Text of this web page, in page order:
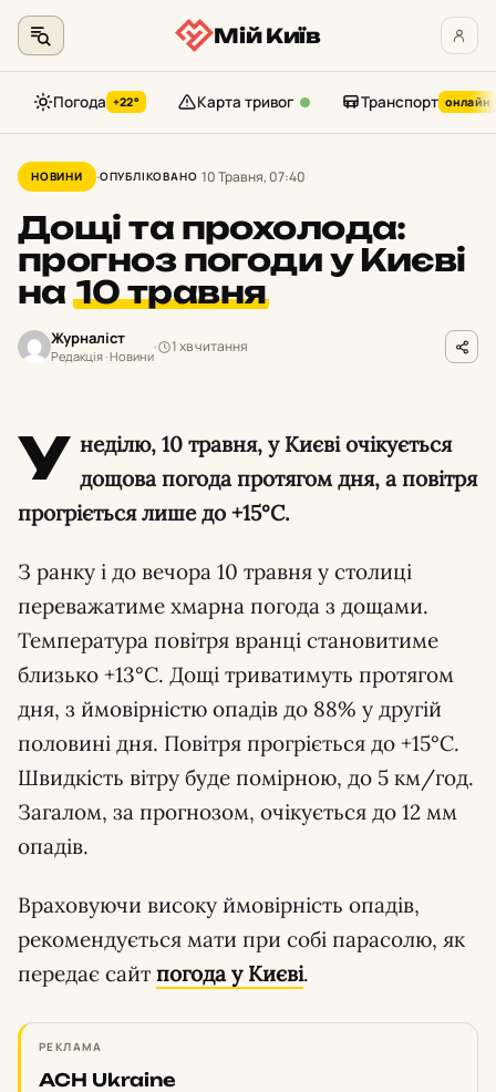
до
контенту
Мій Київ
Погода +22° Карта тривог Транспорт онлайн
НОВИНИ ОПУБЛІКОВАНО 10 Травня, 07:40
Дощі та прохолода:
прогноз погоди у Києві
на10 травня
Журналіст
Редакція · Новини
1 хв читання
У неділю, 10 травня, у Києві очікується
дощова погода протягом дня, а повітря
прогріється лише до +15°С.
З ранку і до вечора 10 травня у столиці
переважатиме хмарна погода з дощами.
Температура повітря вранці становитиме
близько +13°С. Дощі триватимуть протягом
дня, з ймовірністю опадів до 88% у другій
половині дня. Повітря прогріється до +15°С.
Швидкість вітру буде помірною, до 5 км/год.
Загалом, за прогнозом, очікується до 12 мм
опадів.
Враховуючи високу ймовірність опадів,
рекомендується мати при собі парасолю, як
передає сайт погода у Києві.
РЕКЛАМА
ACH Ukraine